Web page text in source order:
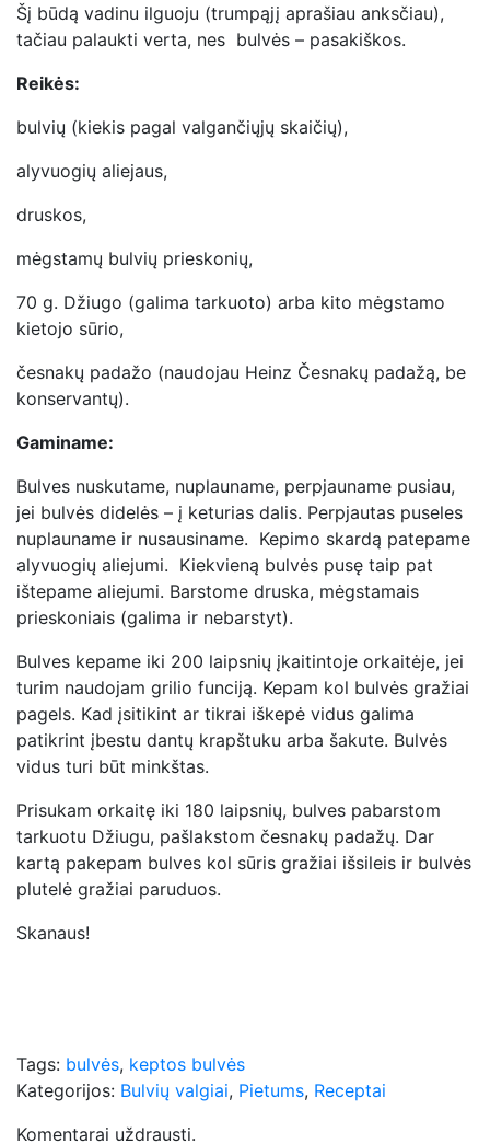
Šį būdą vadinu ilguoju (trumpąjį aprašiau anksčiau),
tačiau palaukti verta, nes bulvės – pasakiškos.
Reikės:
bulvių (kiekis pagal valgančiųjų skaičių),
alyvuogių aliejaus,
druskos,
mėgstamų bulvių prieskonių,
70 g. Džiugo (galima tarkuoto) arba kito mėgstamo
kietojo sūrio,
česnakų padažo (naudojau Heinz Česnakų padažą, be
konservantų).
Gaminame:
Bulves nuskutame, nuplauname, perpjauname pusiau,
jei bulvės didelės – į keturias dalis. Perpjautas puseles
nuplauname ir nusausiname. Kepimo skardą patepame
alyvuogių aliejumi. Kiekvieną bulvės pusę taip pat
ištepame aliejumi. Barstome druska, mėgstamais
prieskoniais (galima ir nebarstyt).
Bulves kepame iki 200 laipsnių įkaitintoje orkaitėje, jei
turim naudojam grilio funciją. Kepam kol bulvės gražiai
pagels. Kad įsitikint ar tikrai iškepė vidus galima
patikrint įbestu dantų krapštuku arba šakute. Bulvės
vidus turi būt minkštas.
Prisukam orkaitę iki 180 laipsnių, bulves pabarstom
tarkuotu Džiugu, pašlakstom česnakų padažų. Dar
kartą pakepam bulves kol sūris gražiai išsileis ir bulvės
plutelė gražiai paruduos.
Skanaus!
Tags: bulvės, keptos bulvės
Kategorijos: Bulvių valgiai, Pietums, Receptai
Komentarai uždrausti.